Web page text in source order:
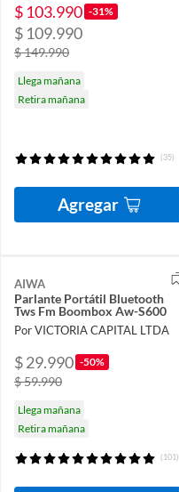
$ 103.990 -31%
$ 109.990
$ 149.990
Llega mañana
Retira mañana
(35)
Agregar
AIWA
Parlante Portátil Bluetooth
Tws Fm Boombox Aw-S600
Por VICTORIA CAPITAL LTDA
$ 29.990 -50%
$ 59.990
Llega mañana
Retira mañana
(101)